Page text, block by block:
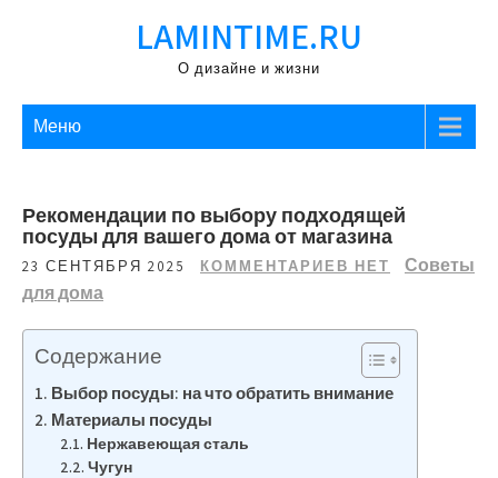
LAMINTIME.RU
О дизайне и жизни
Меню
Рекомендации по выбору подходящей
посуды для вашего дома от магазина
23 СЕНТЯБРЯ 2025 КОММЕНТАРИЕВ НЕТ
Советы
для дома
Содержание
Выбор посуды: на что обратить внимание
Материалы посуды
Нержавеющая сталь
Чугун